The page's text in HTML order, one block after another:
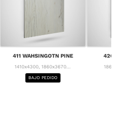
411 WAHSINGOTN PINE
1410x4300, 1860x3670...
BAJO PEDIDO
426